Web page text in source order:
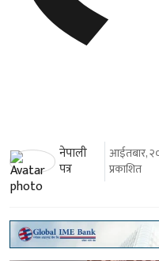
नेपाली
पत्र
आईतबार,
प्रकाशित